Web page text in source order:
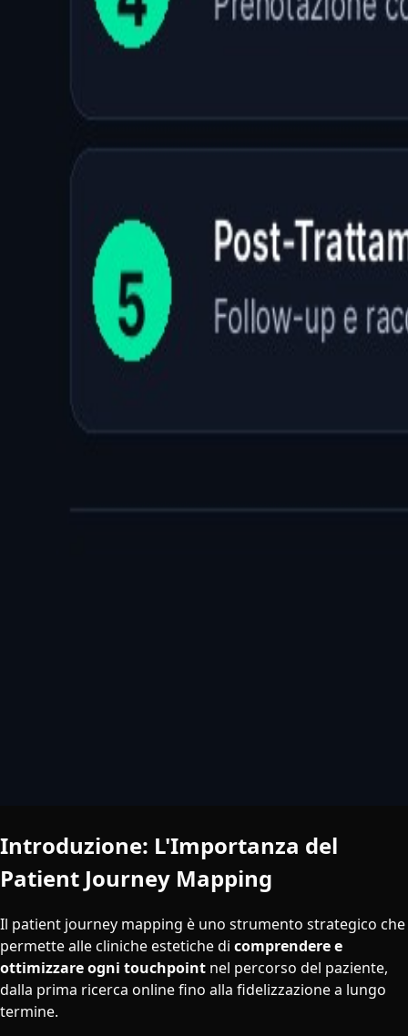
Introduzione: L'Importanza del
Patient Journey Mapping
Il patient journey mapping è uno strumento strategico che
permette alle cliniche estetiche di comprendere e
ottimizzare ogni touchpoint nel percorso del paziente,
dalla prima ricerca online fino alla fidelizzazione a lungo
termine.